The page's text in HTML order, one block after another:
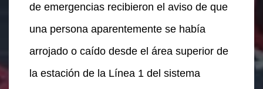
de emergencias recibieron el aviso de que
una persona aparentemente se había
arrojado o caído desde el área superior de
la estación de la Línea 1 del sistema